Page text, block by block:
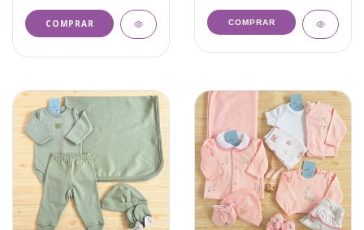
COMPRAR COMPRAR